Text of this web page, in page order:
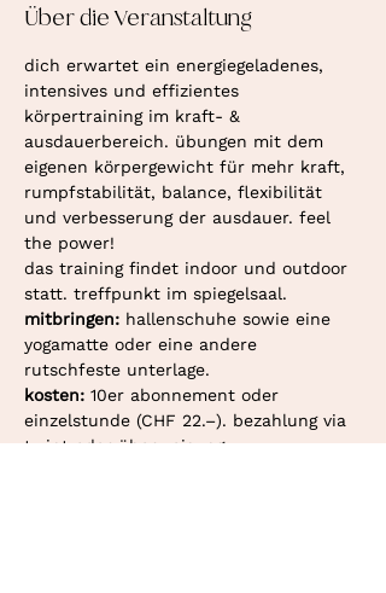
Über die Veranstaltung
dich erwartet ein energiegeladenes,
intensives und effizientes
körpertraining im kraft- &
ausdauerbereich. übungen mit dem
eigenen körpergewicht für mehr kraft,
rumpfstabilität, balance, flexibilität
und verbesserung der ausdauer. feel
the power!
das training findet indoor und outdoor
statt. treffpunkt im spiegelsaal.
mitbringen: hallenschuhe sowie eine
yogamatte oder eine andere
rutschfeste unterlage.
kosten: 10er abonnement oder
einzelstunde (CHF 22.–). bezahlung via
twint oder überweisung.